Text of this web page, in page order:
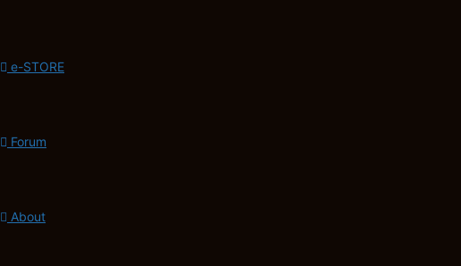
e-STORE
Forum
About